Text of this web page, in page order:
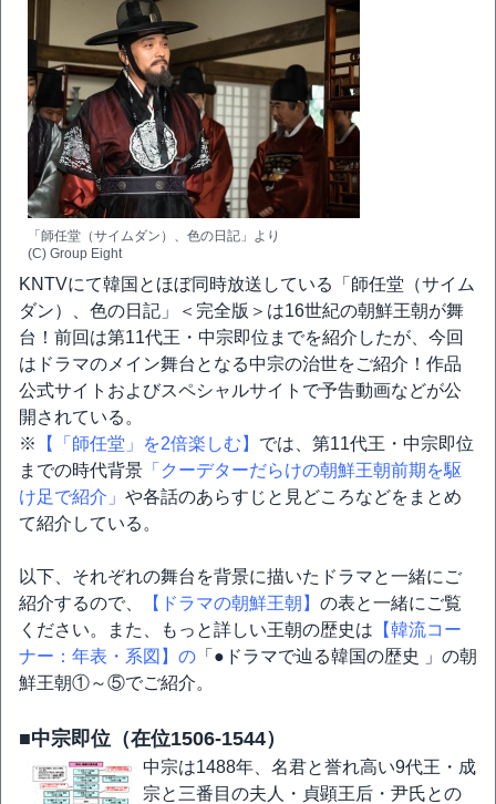
「師任堂（サイムダン）、色の日記」より
(C) Group Eight
KNTVにて韓国とほぼ同時放送している「師任堂（サイム
ダン）、色の日記」＜完全版＞は16世紀の朝鮮王朝が舞
台！前回は第11代王・中宗即位までを紹介したが、今回
はドラマのメイン舞台となる中宗の治世をご紹介！作品
公式サイトおよびスペシャルサイトで予告動画などが公
開されている。
※
【「師任堂」を2倍楽しむ】 では、第11代王・中宗即位
までの時代背景 「クーデターだらけの朝鮮王朝前期を駆
け足で紹介」 や各話のあらすじと見どころなどをまとめ
て紹介している。
以下、それぞれの舞台を背景に描いたドラマと一緒にご
紹介するので、
【ドラマの朝鮮王朝】 の表と一緒にご覧
ください。また、もっと詳しい王朝の歴史は 【韓流コー
ナー：年表・系図】の 「●ドラマで辿る韓国の歴史 」の朝
鮮王朝①～⑤でご紹介。
■中宗即位（在位1506-1544）
中宗は1488年、名君と誉れ高い9代王・成
宗と三番目の夫人・貞顕王后・尹氏との